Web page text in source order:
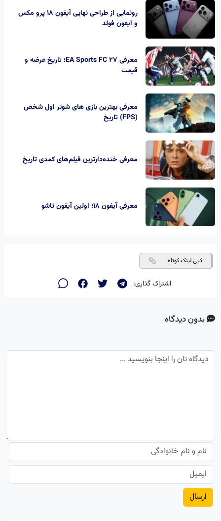
رونمایی از طراحی نهایی آیفون ۱۸ پرو مکس
و آیفون فولد
معرفی EA Sports FC 27؛ تاریخ عرضه و
قیمت
معرفی بهترین بازی های شوتر اول شخص
(FPS) تاریخ
معرفی خنده‌دارترین فیلم‌های کمدی تاریخ
معرفی آیفون ۱۸؛ اولین آیفون تاشو
کپی لینک کوتاه
اشتراک گذاری:
بدون دیدگاه